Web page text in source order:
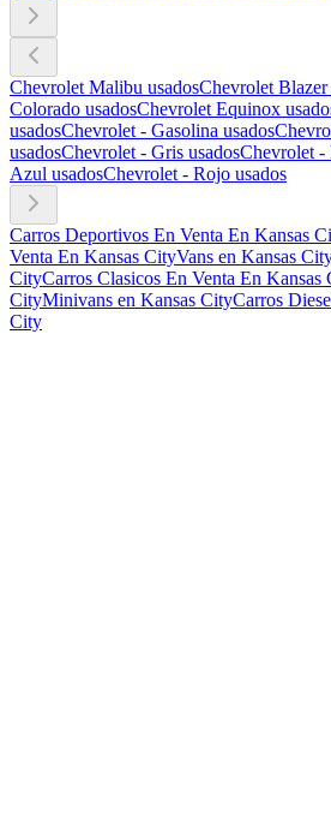
Chevrolet Malibu usadosChevrolet Blazer
Colorado usadosChevrolet Equinox
usadosChevrolet - Gasolina usados
usadosChevrolet - Gris usadosChevrolet -
Azul usadosChevrolet - Rojo usados
Carros Deportivos En Venta En Kansas
Venta En Kansas CityVans en Kansas
CityCarros Clasicos En Venta En Kansas
CityMinivans en Kansas CityCarros
City